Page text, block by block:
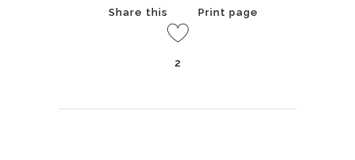
Share this Print page
2